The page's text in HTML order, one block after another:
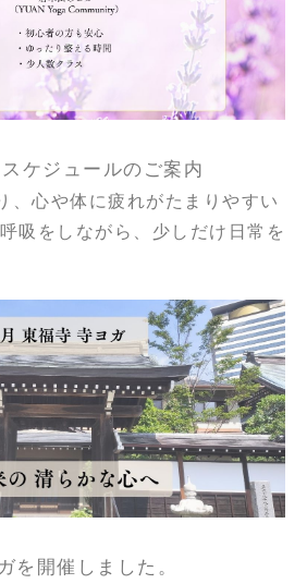
ケジュールのご案内
、心や体に疲れがたまりやすい
吸をしながら、少しだけ日常を
を開催しました。